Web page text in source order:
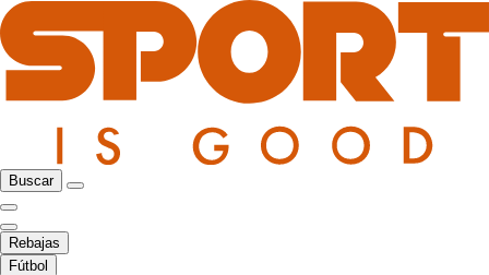
Buscar
Rebajas
Fútbol